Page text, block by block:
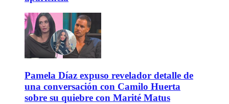
Pamela Díaz expuso revelador detalle de
una conversación con Camilo Huerta
sobre su quiebre con Marité Matus